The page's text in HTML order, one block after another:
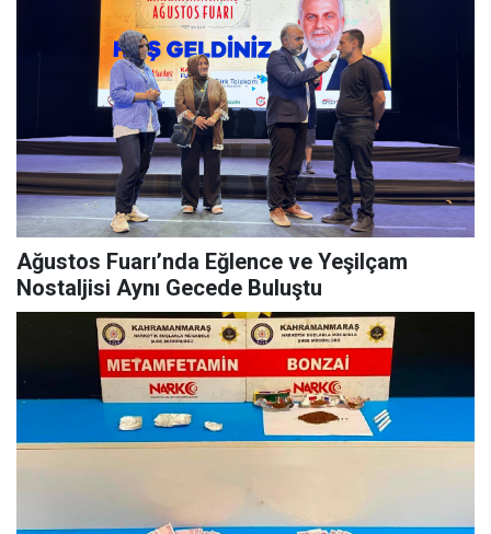
Ağustos Fuarı’nda Eğlence ve Yeşilçam
Nostaljisi Aynı Gecede Buluştu